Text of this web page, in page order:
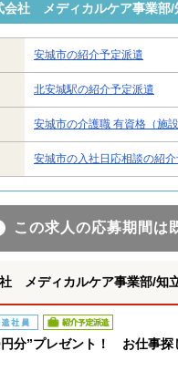
会社 メディカルケア事業部
安城市の紹介予定派遣
北安城駅の紹介予定派遣
安城市の介護職 有資格（施
安城市の入社日応相談の紹
この求人の応募期間は
メディカルケア事業部/知
紹介予定派遣
分”プレゼント！ お仕事探